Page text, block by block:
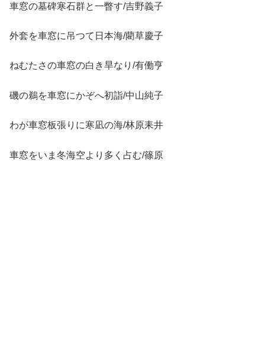
車窓の墓碑寒石群と一瞥す/吉野義子
外套を車窓に吊つて日本海/藺草慶子
ねむたさの車窓の白き旱なり/有働亨
磯の鵜を車窓にかぞへ初詣/中山純子
わが車窓板張りに寒凪の海/林原耒井
車窓をいま冬海空より多く占む/篠原